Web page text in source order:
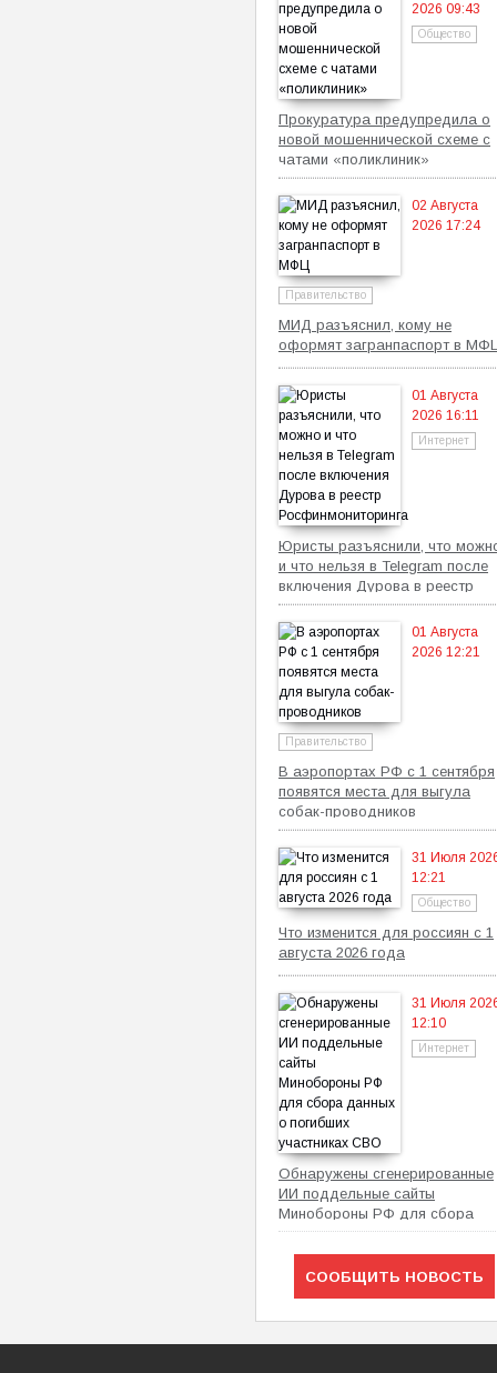
2026 09:43
Общество
Прокуратура предупредила о
новой мошеннической схеме с
чатами «поликлиник»
02 Августа
2026 17:24
Правительство
МИД разъяснил, кому не
оформят загранпаспорт в
01 Августа
2026 16:11
Интернет
Юристы разъяснили, что
и что нельзя в Telegram после
включения Дурова в реестр
Росфинмониторинга
01 Августа
2026 12:21
Правительство
В аэропортах РФ с 1 сентября
появятся места для выгула
собак-проводников
31 Июля
12:21
Общество
Что изменится для россиян с 1
августа 2026 года
31 Июля
12:10
Интернет
Обнаружены сгенерированные
ИИ поддельные сайты
Минобороны РФ для сбора
данных о погибших участниках
СВО
СООБЩИТЬ НОВОСТЬ